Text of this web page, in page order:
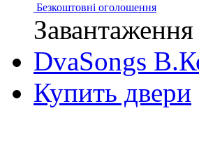
Безкоштовні оголошення
Завантаження
DvaSongs
Купить двери